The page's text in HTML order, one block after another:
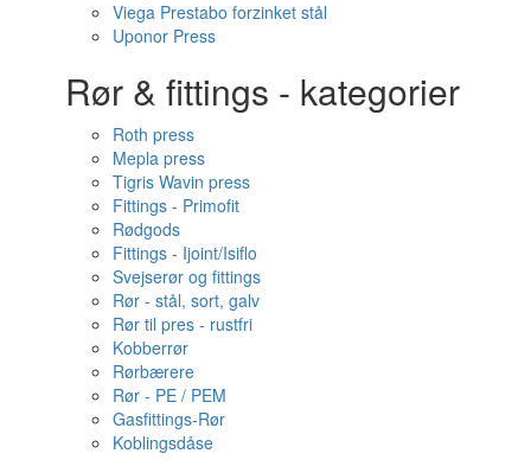
Viega Prestabo forzinket stål
Uponor Press
Rør & fittings - kategorier
Roth press
Mepla press
Tigris Wavin press
Fittings - Primofit
Rødgods
Fittings - Ijoint/Isiflo
Svejserør og fittings
Rør - stål, sort, galv
Rør til pres - rustfri
Kobberrør
Rørbærere
Rør - PE / PEM
Gasfittings-Rør
Koblingsdåse